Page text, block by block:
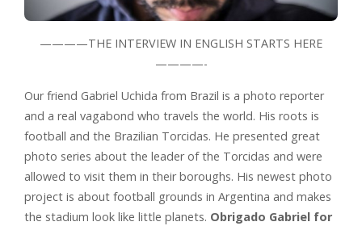
————THE INTERVIEW IN ENGLISH STARTS HERE
————-
Our friend Gabriel Uchida from Brazil is a photo reporter
and a real vagabond who travels the world. His roots is
football and the Brazilian Torcidas. He presented great
photo series about the leader of the Torcidas and were
allowed to visit them in their boroughs. His newest photo
project is about football grounds in Argentina and makes
the stadium look like little planets. Obrigado Gabriel for